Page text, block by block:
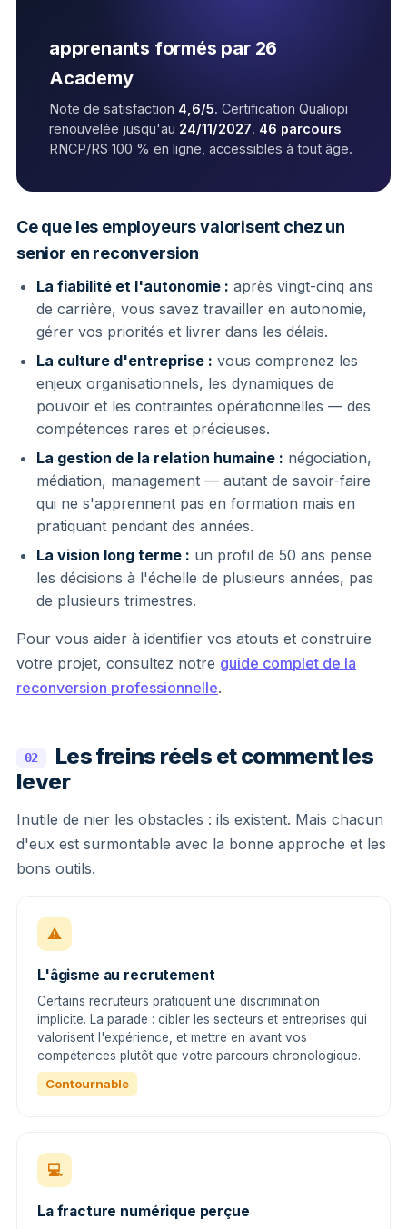
apprenants formés par 26
Academy
Note de satisfaction 4,6/5. Certification Qualiopi
renouvelée jusqu'au 24/11/2027. 46 parcours
RNCP/RS 100 % en ligne, accessibles à tout âge.
Ce que les employeurs valorisent chez un
senior en reconversion
La fiabilité et l'autonomie : après vingt-cinq ans
de carrière, vous savez travailler en autonomie,
gérer vos priorités et livrer dans les délais.
La culture d'entreprise : vous comprenez les
enjeux organisationnels, les dynamiques de
pouvoir et les contraintes opérationnelles — des
compétences rares et précieuses.
La gestion de la relation humaine : négociation,
médiation, management — autant de savoir-faire
qui ne s'apprennent pas en formation mais en
pratiquant pendant des années.
La vision long terme : un profil de 50 ans pense
les décisions à l'échelle de plusieurs années, pas
de plusieurs trimestres.
Pour vous aider à identifier vos atouts et construire
votre projet, consultez notre guide complet de la
reconversion professionnelle.
02
Les freins réels et comment les
lever
Inutile de nier les obstacles : ils existent. Mais chacun
d'eux est surmontable avec la bonne approche et les
bons outils.
⚠
L'âgisme au recrutement
Certains recruteurs pratiquent une discrimination
implicite. La parade : cibler les secteurs et entreprises qui
valorisent l'expérience, et mettre en avant vos
compétences plutôt que votre parcours chronologique.
Contournable
💻
La fracture numérique perçue